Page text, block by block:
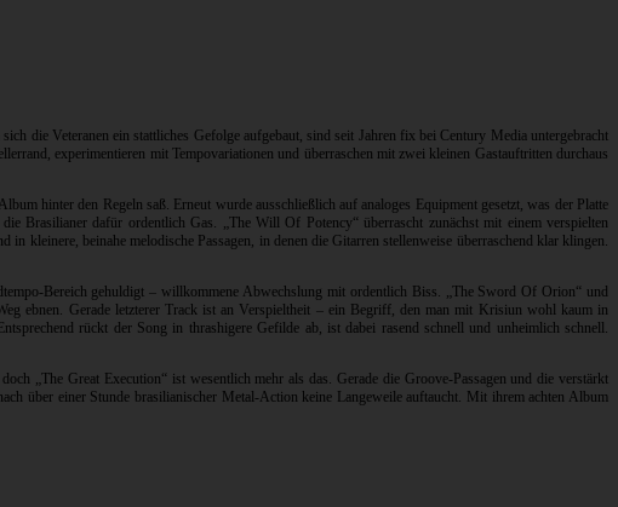
die Veteranen ein stattliches Gefolge aufgebaut, sind seit Jahren fix bei Century Media untergebracht
experimentieren mit Tempovariationen und überraschen mit zwei kleinen Gastauftritten durchaus
hinter den Regeln saß. Erneut wurde ausschließlich auf analoges Equipment gesetzt, was der Platte
Brasilianer dafür ordentlich Gas. „The Will Of Potency“ überrascht zunächst mit einem verspielten
kleinere, beinahe melodische Passagen, in denen die Gitarren stellenweise überraschend klar klingen.
Bereich gehuldigt – willkommene Abwechslung mit ordentlich Biss. „The Sword Of Orion“ und
ebnen. Gerade letzterer Track ist an Verspieltheit – ein Begriff, den man mit Krisiun wohl kaum in
rückt der Song in thrashigere Gefilde ab, ist dabei rasend schnell und unheimlich schnell.
„The Great Execution“ ist wesentlich mehr als das. Gerade die Groove-Passagen und die verstärkt
über einer Stunde brasilianischer Metal-Action keine Langeweile auftaucht. Mit ihrem achten Album